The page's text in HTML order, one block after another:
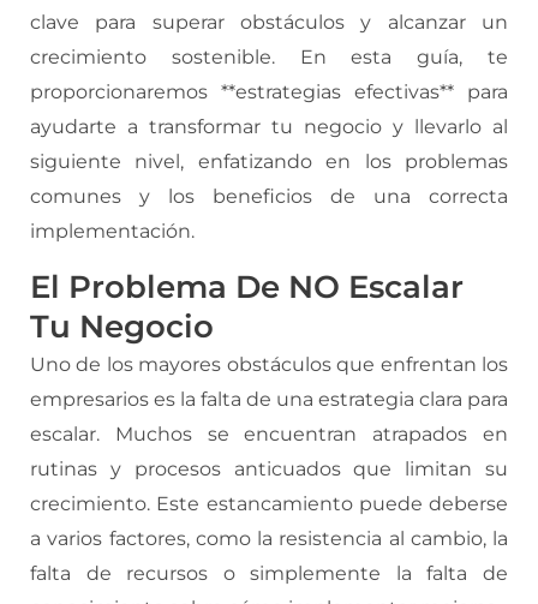
clave para superar obstáculos y alcanzar un
crecimiento sostenible. En esta guía, te
proporcionaremos **estrategias efectivas** para
ayudarte a transformar tu negocio y llevarlo al
siguiente nivel, enfatizando en los problemas
comunes y los beneficios de una correcta
implementación.
El Problema De NO Escalar
Tu Negocio
Uno de los mayores obstáculos que enfrentan los
empresarios es la falta de una estrategia clara para
escalar. Muchos se encuentran atrapados en
rutinas y procesos anticuados que limitan su
crecimiento. Este estancamiento puede deberse
a varios factores, como la resistencia al cambio, la
falta de recursos o simplemente la falta de